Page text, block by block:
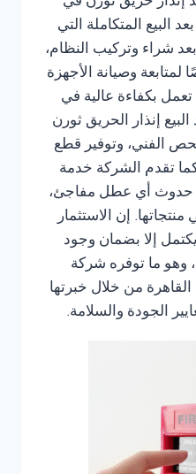
البيع المتكاملة التي
شراء وتركيب النظام،
وصيانة الأجهزة
بكفاءة عالية في
إنذار الحريق ثورن
الفني، وتوفير قطع
كما تقدم الشركة خدمة
حدوث أي عطل مفاجئ،
إن الاستثمار
إلا بضمان وجود
وهو ما توفره شركة
من خلال خبرتها
الجودة والسلامة.